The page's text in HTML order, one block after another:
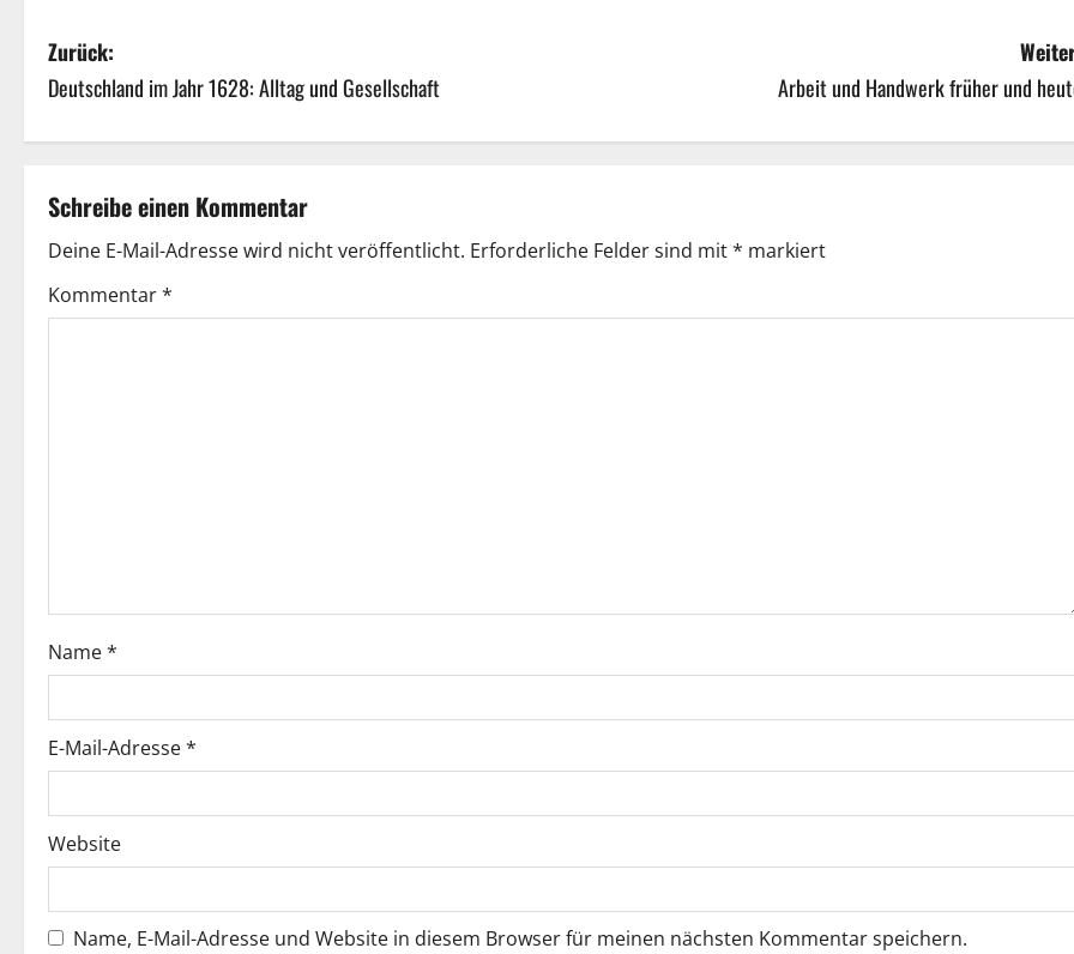
B
e
i
t
r
a
i
g
a
t
i
o
n
Zurück:
Deutschland im Jahr 1628: Alltag und Gesellschaft
Arbeit und Handwerk früher und
Schreibe einen Kommentar
Deine E-Mail-Adresse wird nicht veröffentlicht. Erforderliche Felder sind mit* markiert
Kommentar*
Name*
E-Mail-Adresse*
Website
Name, E-Mail-Adresse und Website in diesem Browser für meinen nächsten Kommentar speichern.